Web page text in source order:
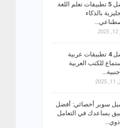
أفضل 5 تطبيقات تعلم اللغة
بالذكاء
أفضل 4 تطبيقات عربية
للكتب العربية
سوبر أخصائي: أفضل
يساعدك في التعامل